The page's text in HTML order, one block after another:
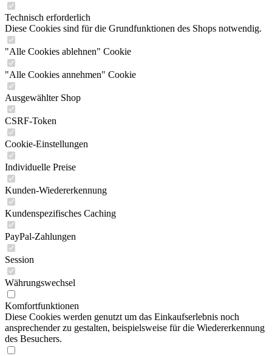
Technisch erforderlich
Diese Cookies sind für die Grundfunktionen des Shops notwendig.
"Alle Cookies ablehnen" Cookie
"Alle Cookies annehmen" Cookie
Ausgewählter Shop
CSRF-Token
Cookie-Einstellungen
Individuelle Preise
Kunden-Wiedererkennung
Kundenspezifisches Caching
PayPal-Zahlungen
Session
Währungswechsel
Komfortfunktionen
Diese Cookies werden genutzt um das Einkaufserlebnis noch
ansprechender zu gestalten, beispielsweise für die Wiedererkennung
des Besuchers.